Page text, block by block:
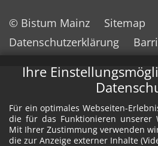
Ihre
Für ein optimales Webseiten-
die für das Funktionieren unserer
Mit Ihrer Zustimmung verwenden
die zur Anzeige externer Inhalte
© Bistum Mainz Sitemap
Datenschutzerklärung